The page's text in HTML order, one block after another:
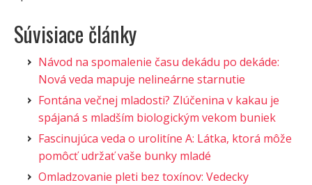
Súvisiace články
Návod na spomalenie času dekádu po dekáde:
Nová veda mapuje nelineárne starnutie
Fontána večnej mladosti? Zlúčenina v kakau je
spájaná s mladším biologickým vekom buniek
Fascinujúca veda o urolitíne A: Látka, ktorá môže
pomôcť udržať vaše bunky mladé
Omladzovanie pleti bez toxínov: Vedecky